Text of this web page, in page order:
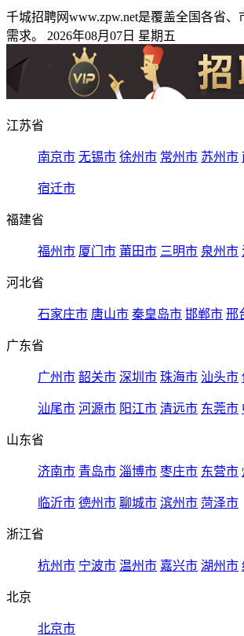
千城招聘网www.zpw.net是覆盖全国各省
需求。 2026年08月07日 星期五
江苏省
南京市 无锡市 徐州市 常州市 苏州市
宿迁市
福建省
福州市 厦门市 莆田市 三明市 泉州市
河北省
石家庄市 唐山市 秦皇岛市 邯郸市 邢
广东省
广州市 韶关市 深圳市 珠海市 汕头市
汕尾市 河源市 阳江市 清远市 东莞市
山东省
济南市 青岛市 淄博市 枣庄市 东营市
临沂市 德州市 聊城市 滨州市 菏泽市
浙江省
杭州市 宁波市 温州市 嘉兴市 湖州市
北京
北京市